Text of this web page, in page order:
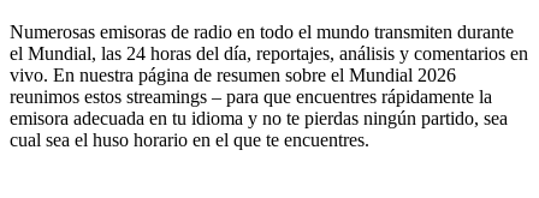
Numerosas emisoras de radio en todo el mundo transmiten durante
el Mundial, las 24 horas del día, reportajes, análisis y comentarios en
vivo. En nuestra página de resumen sobre el Mundial 2026
reunimos estos streamings – para que encuentres rápidamente la
emisora adecuada en tu idioma y no te pierdas ningún partido, sea
cual sea el huso horario en el que te encuentres.